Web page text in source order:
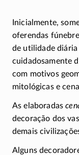
Inicialmente,
oferendas
de utilidade diária
cuidadosamente
com motivos
mitológicas e
As elaboradas
decoração dos
demais
Alguns